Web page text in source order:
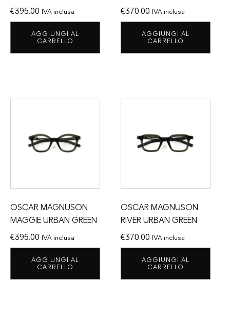
€395.00 IVA inclusa
AGGIUNGI AL
CARRELLO
€370.00 IVA inclusa
AGGIUNGI AL
CARRELLO
OSCAR MAGNUSON
MAGGIE URBAN GREEN
€395.00 IVA inclusa
AGGIUNGI AL
CARRELLO
OSCAR MAGNUSON
RIVER URBAN GREEN
€370.00 IVA inclusa
AGGIUNGI AL
CARRELLO